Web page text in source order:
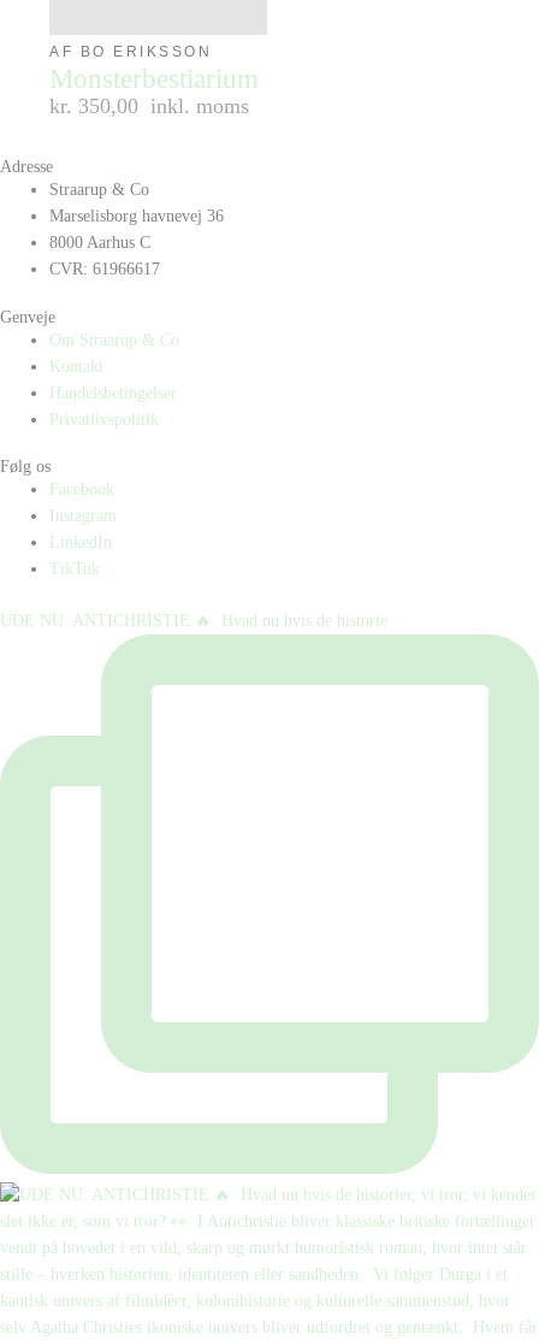
AF BO ERIKSSON
Monsterbestiarium
kr. 350,00 inkl. moms
Adresse
Straarup & Co
Marselisborg havnevej 36
8000 Aarhus C
CVR: 61966617
Genveje
Om Straarup & Co
Kontakt
Handelsbetingelser
Privatlivspolitik
Følg os
Facebook
Instagram
LinkedIn
TikTok
UDE NU: ANTICHRISTIE 🔥⁠ ⁠ Hvad nu hvis de historie